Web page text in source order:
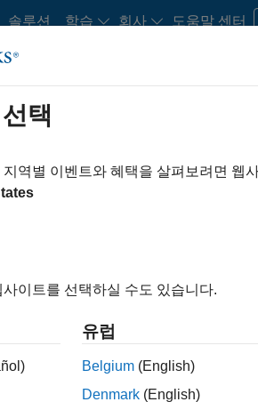
솔루션 학습 회사 도움말 센터
재학생 및 신규 졸업생 채용
필터링 기준 Business Applications and Tools
Network
에 가입하여 신규 채용 기
모든 채용 공고가 번역되어 있지는
검색하십시오.
택
역별 이벤트와 혜택을 살펴보려면 웹
이트를 선택하실 수도 있습니다.
유럽
Belgium (English)
Denmark (English)